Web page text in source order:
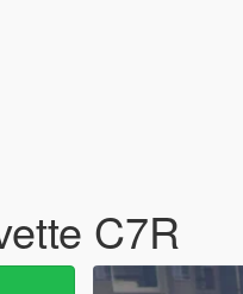
C7R